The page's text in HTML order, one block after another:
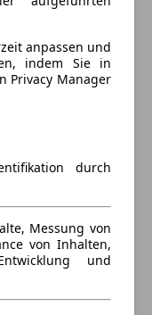
anpassen und
indem Sie in
Privacy Manager
durch
Messung von
von Inhalten,
und